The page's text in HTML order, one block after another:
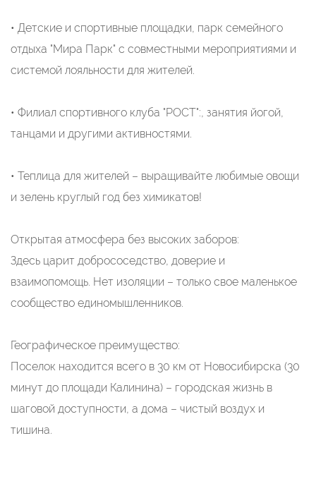
• Детские и спортивные площадки, парк семейного
отдыха "Мира Парк" с совместными мероприятиями и
системой лояльности для жителей.
• Филиал спортивного клуба "РОСТ":, занятия йогой,
танцами и другими активностями.
• Теплица для жителей – выращивайте любимые овощи
и зелень круглый год без химикатов!
Открытая атмосфера без высоких заборов:
Здесь царит добрососедство, доверие и
взаимопомощь. Нет изоляции – только свое маленькое
сообщество единомышленников.
Географическое преимущество:
Поселок находится всего в 30 км от Новосибирска (30
минут до площади Калинина) – городская жизнь в
шаговой доступности, а дома – чистый воздух и
тишина.